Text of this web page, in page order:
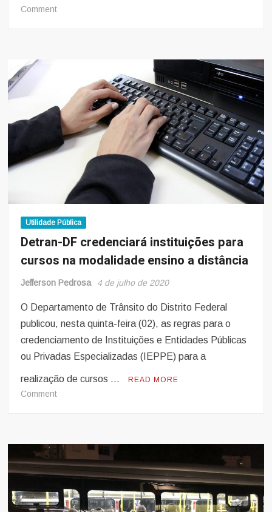
Commenton
agosto
e
deve
ser
Utilidade Pública
Detran-DF credenciará instituições para
cursos na modalidade ensino a distância
Jefferson Pedrosa 4 de julho de 2020
O Departamento de Trânsito do Distrito Federal
publicou, nesta quinta-feira (02), as regras para o
credenciamento de Instituições e Entidades Públicas
ou Privadas Especializadas (IEPPE) para a
realização de cursos … READ MORE
Commenton
instituições
para
cursos
na
modalidade